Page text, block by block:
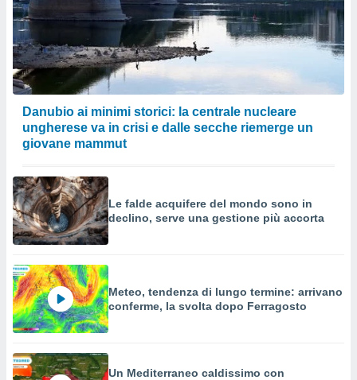
Danubio ai minimi storici: la centrale nucleare
ungherese va in crisi e dalle secche riemerge un
giovane mammut
Le falde acquifere del mondo sono in
declino, serve una gestione più accorta
Meteo, tendenza di lungo termine: arrivano
conferme, la svolta dopo Ferragosto
Un Mediterraneo caldissimo con